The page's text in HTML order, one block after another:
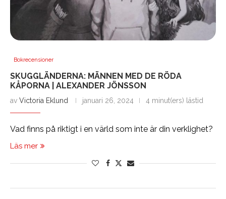
Bokrecensioner
SKUGGLÄNDERNA: MÄNNEN MED DE RÖDA
KÅPORNA | ALEXANDER JÖNSSON
av Victoria Eklund januari 26, 2024 4 minut(ers) lästid
Vad finns på riktigt i en värld som inte är din verklighet?
Läs mer